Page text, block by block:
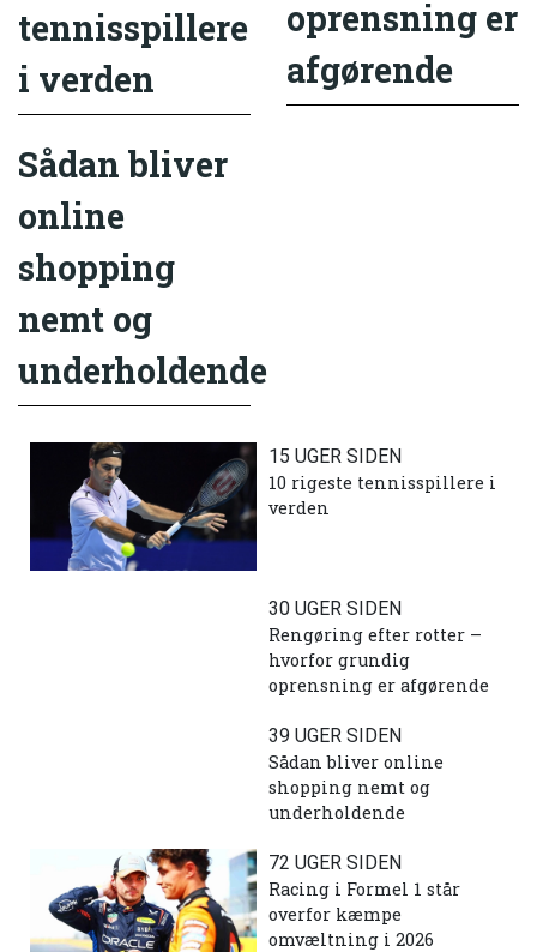
tennisspillere
i verden
oprensning er
afgørende
Sådan bliver
online
shopping
nemt og
underholdende
15 UGER SIDEN
10 rigeste tennisspillere i
verden
30 UGER SIDEN
Rengøring efter rotter –
hvorfor grundig
oprensning er afgørende
39 UGER SIDEN
Sådan bliver online
shopping nemt og
underholdende
72 UGER SIDEN
Racing i Formel 1 står
overfor kæmpe
omvæltning i 2026